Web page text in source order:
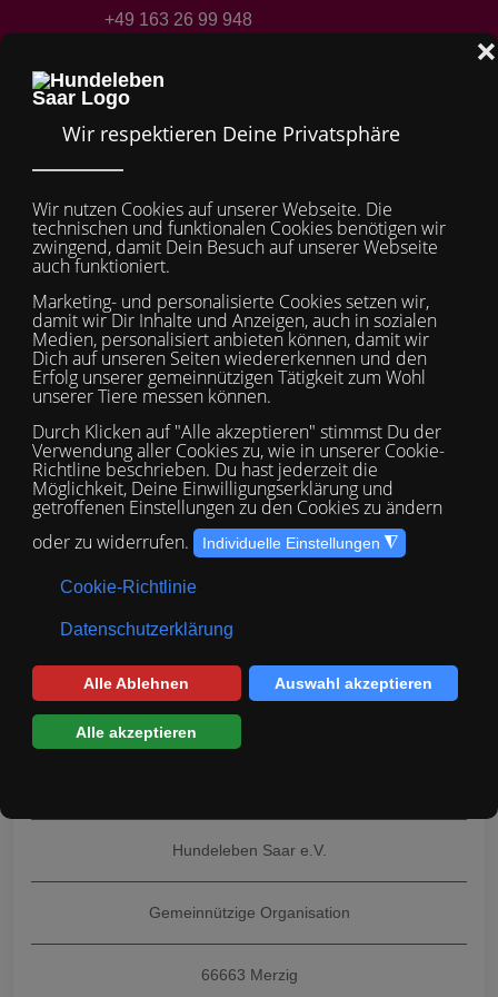
+49 163 26 99 948
Mobile Menu Toggle
TSV Hundeleben Saar e.V.
Stefanie Lacour
Im Flürchen 14
Hundeleben Saar e.V.
Gemeinnützige Organisation
66663 Merzig